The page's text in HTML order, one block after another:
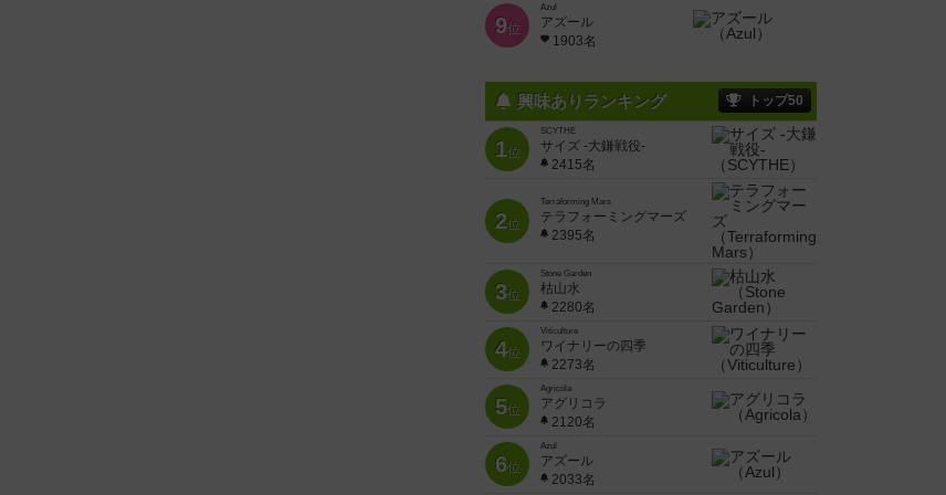
9位
Azul
アズール
1903名
興味ありランキング トップ50
1位
SCYTHE
サイズ -大鎌戦役-
2415名
2位
Terraforming Mars
テラフォーミングマーズ
2395名
3位
Stone Garden
枯山水
2280名
4位
Viticulture
ワイナリーの四季
2273名
5位
Agricola
アグリコラ
2120名
6位
Azul
アズール
2033名